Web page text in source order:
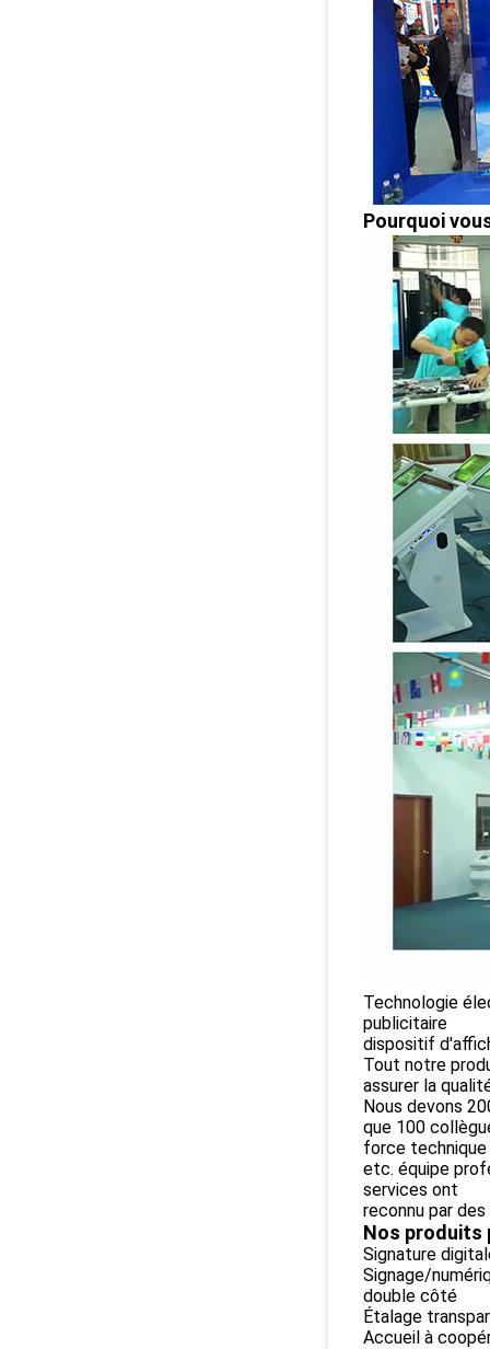
Pourquoi
Technologie
publicitaire
dispositif
Tout notre
assurer la
Nous devons
que 100
force technique
etc. équipe
services ont
reconnu par
Nos produits
Signature
Signage/
double côté
Étalage
Accueil à